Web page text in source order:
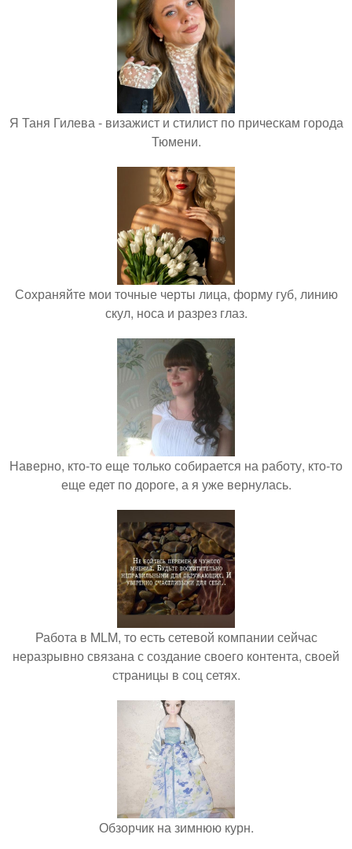
Я Таня Гилева - визажист и стилист по прическам города
Тюмени.
Сохраняйте мои точные черты лица, форму губ, линию
скул, носа и разрез глаз.
Наверно, кто-то еще только собирается на работу, кто-то
еще едет по дороге, а я уже вернулась.
Работа в MLM, то есть сетевой компании сейчас
неразрывно связана с создание своего контента, своей
страницы в соц сетях.
Обзорчик на зимнюю курн.